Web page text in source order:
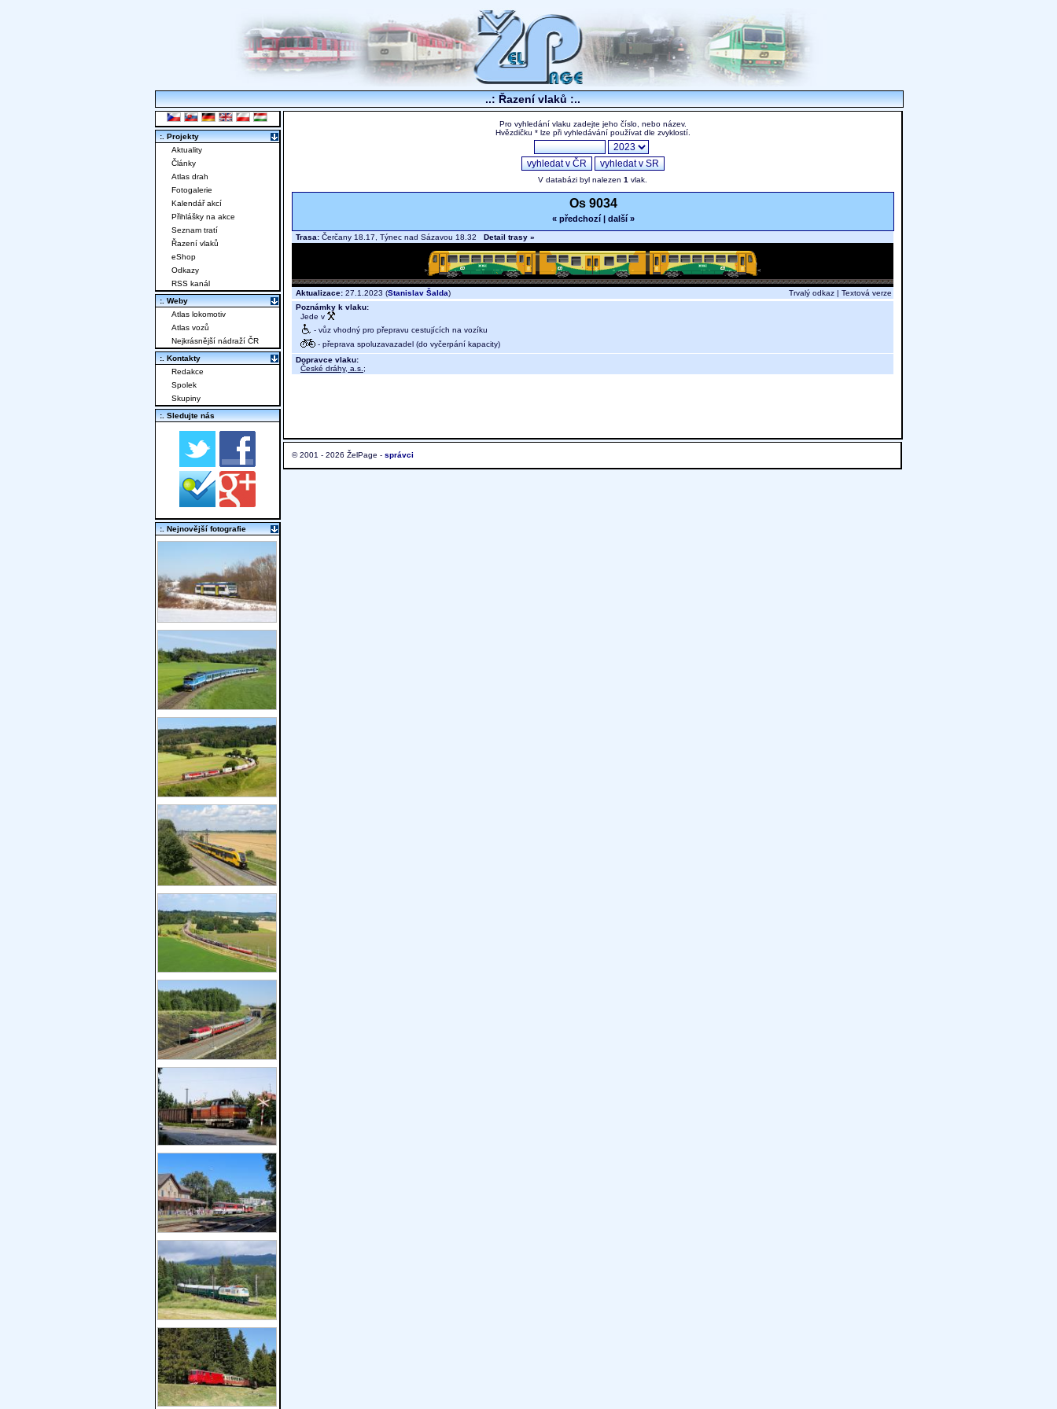
..: Řazení vlaků :..
Pro vyhledání vlaku zadejte jeho číslo, nebo název.
Hvězdičku * lze při vyhledávání používat dle zvyklostí.
V databázi byl nalezen 1 vlak.
Os 9034
« předchozí| další »
Trasa: Čerčany 18.17, Týnec nad Sázavou 18.32 Detail trasy »
Aktualizace: 27.1.2023 (Stanislav Šalda) Trvalý odkaz | Textová verze
Poznámky k vlaku:
Jede v
- vůz vhodný pro přepravu cestujících na vozíku
- přeprava spoluzavazadel (do vyčerpání kapacity)
Dopravce vlaku:
České dráhy, a.s. ;
© 2001 - 2026 ŽelPage - správci
:. Projekty
Aktuality
Články
Atlas drah
Fotogalerie
Kalendář akcí
Přihlášky na akce
Seznam tratí
Řazení vlaků
eShop
Odkazy
RSS kanál
:. Weby
Atlas lokomotiv
Atlas vozů
Nejkrásnější nádraží ČR
:. Kontakty
Redakce
Spolek
Skupiny
:. Sledujte nás
:. Nejnovější fotografie